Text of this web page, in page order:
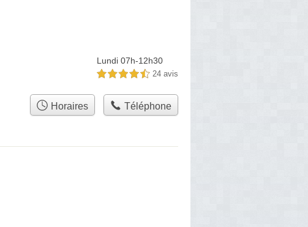
Lundi 07h-12h30
4,5 étoiles sur 5 24 avis
Horaires Téléphone